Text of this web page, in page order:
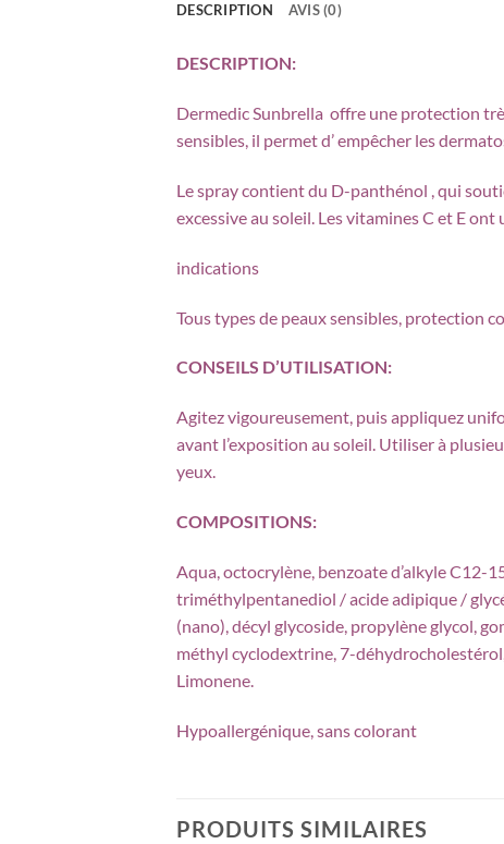
DESCRIPTION AVIS (0)
DESCRIPTION:
Dermedic Sunbrella offre une protection
sensibles, il permet d’ empêcher les
Le spray contient du D-panthénol , qui
excessive au soleil. Les vitamines C et E
indications
Tous types de peaux sensibles, protection
CONSEILS D’UTILISATION:
Agitez vigoureusement, puis appliquez
avant l’exposition au soleil. Utiliser à
yeux.
COMPOSITIONS:
Aqua, octocrylène, benzoate d’alkyle C12-
triméthylpentanediol / acide adipique /
(nano), décyl glycoside, propylène glycol,
méthyl cyclodextrine, 7-
Limonene.
Hypoallergénique, sans colorant
PRODUITS SIMILAIRES